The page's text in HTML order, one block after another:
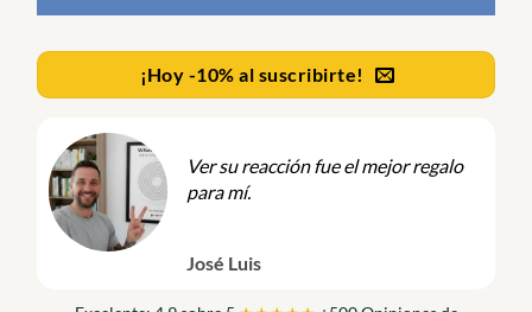
¡Hoy -10% al suscribirte!
Ver su reacción fue el mejor regalo
para mí.
José Luis